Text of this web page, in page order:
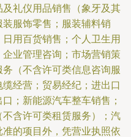
礼仪用品销售（象牙及其
服饰零售；服装辅料销
用百货销售；个人卫生用
业管理咨询；市场营销策
（不含许可类信息咨询服
经营；贸易经纪；进出口
；新能源汽车整车销售；
含许可类租赁服务）；汽
的项目外，凭营业执照依